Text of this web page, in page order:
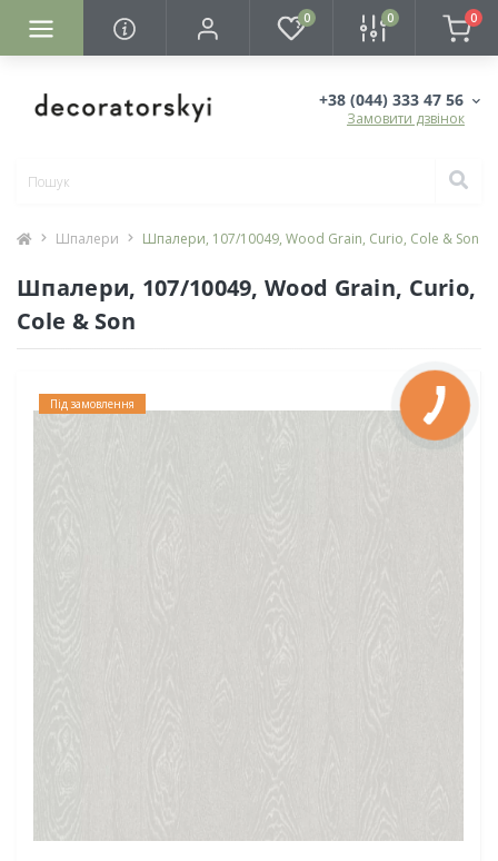
0 0 0
+38 (044) 333 47 56
Замовити дзвінок
Шпалери Шпалери, 107/10049, Wood Grain, Curio, Cole & Son
Шпалери, 107/10049, Wood Grain, Curio,
Cole & Son
Під замовлення